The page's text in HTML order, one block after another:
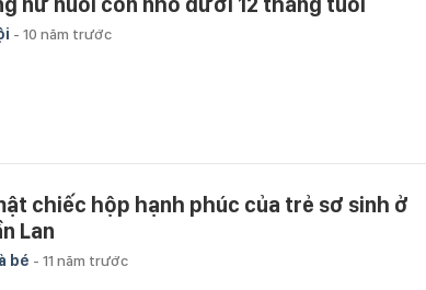
- 10 năm trước
chiếc hộp hạnh phúc của trẻ sơ sinh ở
Lan
bé - 11 năm trước